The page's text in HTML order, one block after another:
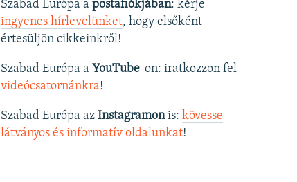
Szabad Európa a postafiókjában: kérje
ingyenes hírlevelünket, hogy elsőként
értesüljön cikkeinkről!
Szabad Európa a YouTube-on: iratkozzon fel
videócsatornánkra!
Szabad Európa az Instagramonis: kövesse
látványos és informatív oldalunkat! ​